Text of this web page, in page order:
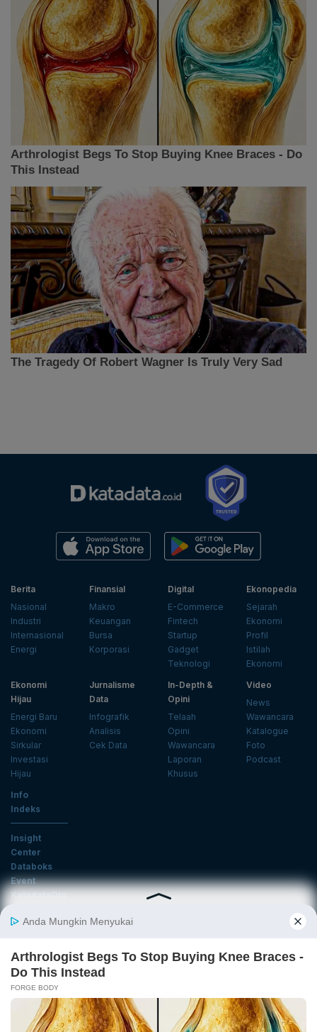
Berita
Nasional
Industri
Internasional
Energi
Finansial
Makro
Keuangan
Bursa
Korporasi
Digital
E-Commerce
Fintech
Startup
Gadget
Teknologi
Ekonopedia
Sejarah
Ekonomi
Profil
Istilah
Ekonomi
Ekonomi
Hijau
Energi Baru
Ekonomi
Sirkular
Investasi
Hijau
Jurnalisme
Data
Infografik
Analisis
Cek Data
In-Depth &
Opini
Telaah
Opini
Wawancara
Laporan
Khusus
Video
News
Wawancara
Katalogue
Foto
Podcast
Info
Indeks
Insight
Center
Databoks
Event
KatadataOto
Email
Daftar